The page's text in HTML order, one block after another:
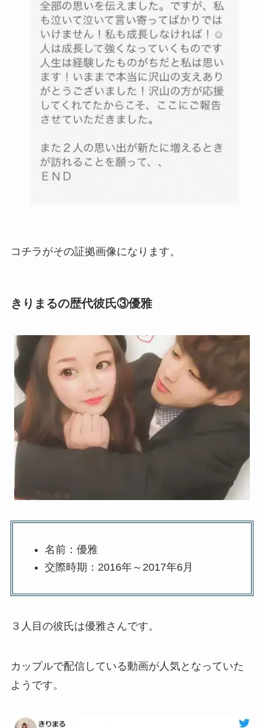
コチラがその証拠画像になります。
きりまるの歴代彼氏③優雅
名前：優雅
交際時期：2016年～2017年6月
３人目の彼氏は優雅さんです。
カップルで配信している動画が人気となっていた
ようです。